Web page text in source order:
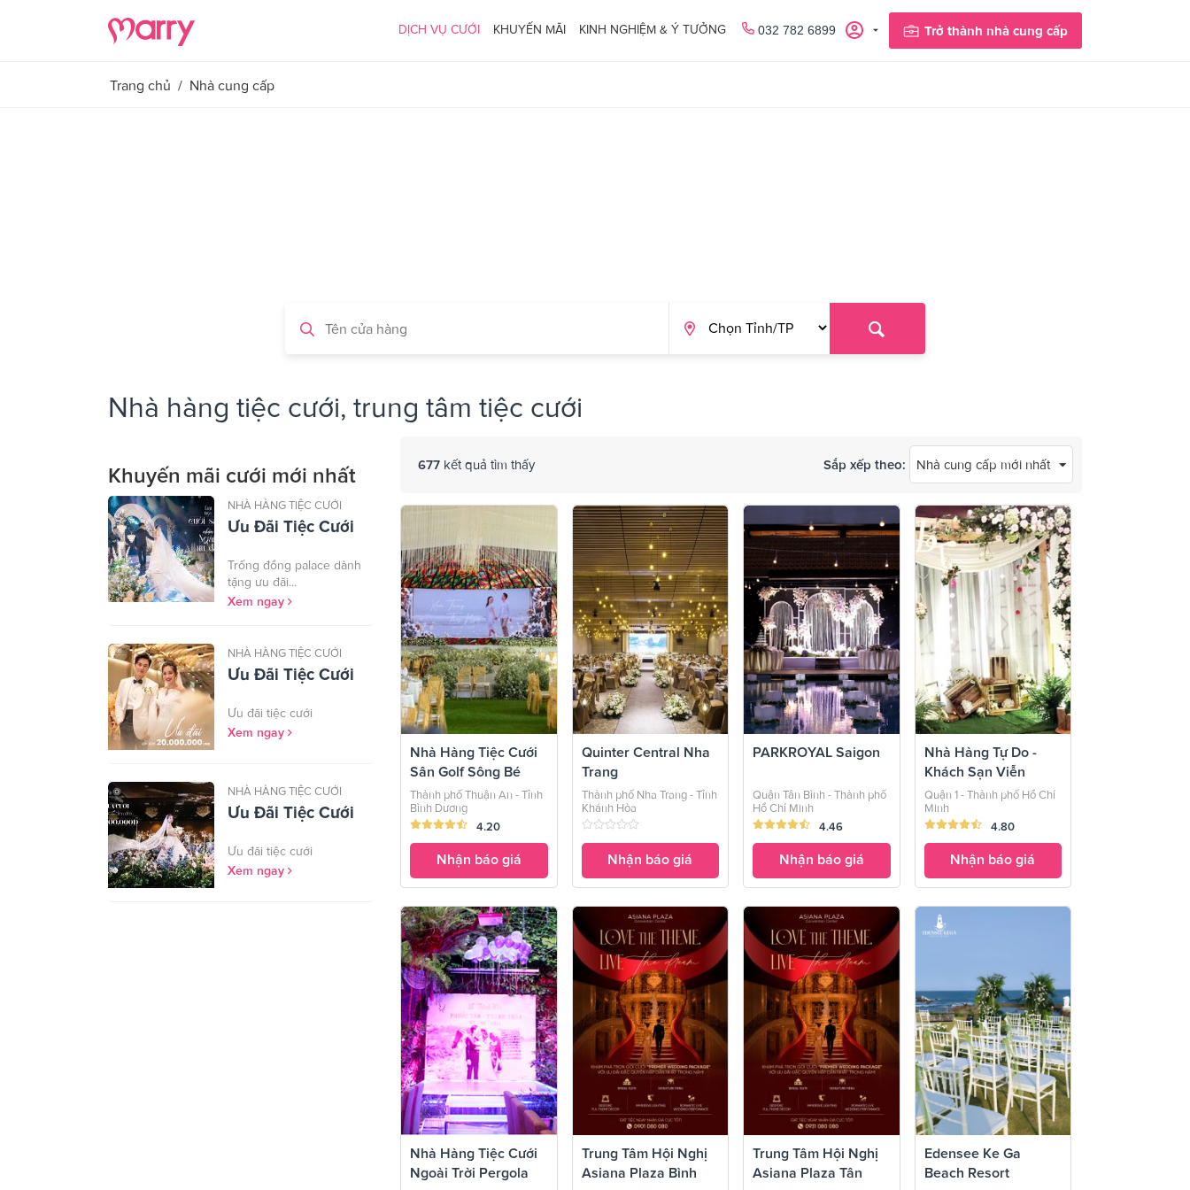
Trở thành nhà cung cấp
032 782 6899
DỊCH VỤ CƯỚI KHUYẾN MÃI KINH NGHIỆM & Ý TƯỞNG
Trang chủ / Nhà cung cấp
Nhà hàng tiệc cưới, trung tâm tiệc cưới
Khuyến mãi cưới mới nhất
NHÀ HÀNG TIỆC CƯỚI
Ưu Đãi Tiệc Cưới
trống đồng palace dành
tặng ưu đãi...
Xem ngay
NHÀ HÀNG TIỆC CƯỚI
Ưu Đãi Tiệc Cưới
ưu đãi tiệc cưới
Xem ngay
NHÀ HÀNG TIỆC CƯỚI
Ưu Đãi Tiệc Cưới
ưu đãi tiệc cưới
Xem ngay
Sắp xếp theo: Nhà cung cấp mới nhất
677 kết quả tìm thấy
Nhà Hàng Tiệc Cưới
Sân Golf Sông Bé
Thành phố Thuận An - Tỉnh
Bình Dương
4.20
Nhận báo giá
Quinter Central Nha
Trang
Thành phố Nha Trang - Tỉnh
Khánh Hòa
Nhận báo giá
PARKROYAL Saigon
Quận Tân Bình - Thành phố
Hồ Chí Minh
4.46
Nhận báo giá
Nhà Hàng Tự Do -
Khách Sạn Viễn
Đông
Quận 1 - Thành phố Hồ Chí
Minh
4.80
Nhận báo giá
Nhà Hàng Tiệc Cưới
Ngoài Trời Pergola
Trung Tâm Hội Nghị
Asiana Plaza Bình
Trung Tâm Hội Nghị
Asiana Plaza Tân
Edensee Ke Ga
Beach Resort